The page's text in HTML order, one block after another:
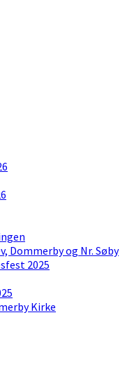
Dommerby og Nr. Søby
2025
Kirke